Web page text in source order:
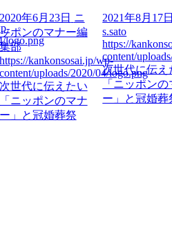
logo.png
2021年8月17日
s.sato
https://kankonsosai.jp/wp-
content/uploads/2020/04/logo.png
次世代に伝えたい
「ニッポンのマナ
ー」と冠婚葬祭
集部
https://
content/
次世代に伝
「ニッポン
ー」と冠婚